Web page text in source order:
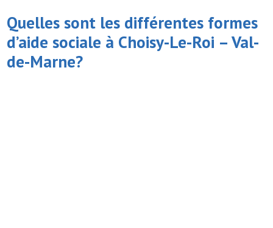
Quelles sont les différentes formes
d’aide sociale à Choisy-Le-Roi – Val-
de-Marne?